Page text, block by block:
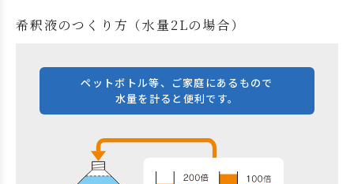
希釈液のつくり方（水量2Lの場合）
ペットボトル等、ご家庭にあるもので
水量を計ると便利です。